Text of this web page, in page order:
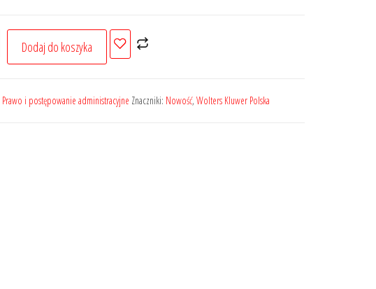
Dodaj do koszyka
Prawo i postępowanie administracyjne Znaczniki: Nowość, Wolters Kluwer Polska